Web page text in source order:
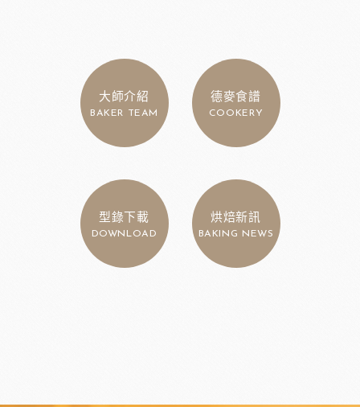
大師介紹
BAKER TEAM
德麥食譜
COOKERY
型錄下載
DOWNLOAD
烘焙新訊
BAKING NEWS